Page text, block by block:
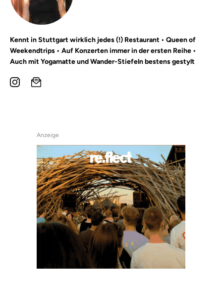
Kennt in Stuttgart wirklich jedes (!) Restaurant • Queen of
Weekendtrips • Auf Konzerten immer in der ersten Reihe •
Auch mit Yogamatte und Wander-Stiefeln bestens gestylt
Anzeige